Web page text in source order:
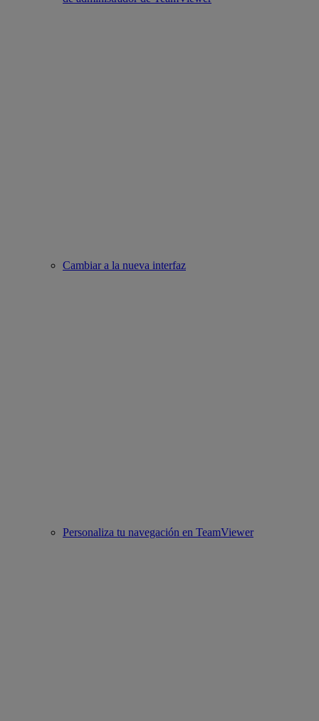
Cambiar a la nueva interfaz
Personaliza tu navegación en TeamViewer